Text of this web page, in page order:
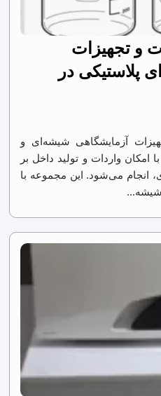
و تجهیزات
پلاستیکی در
آزمایشگاهی شیشه‌ای و
امکان واردات و تولید داخل بر
می‌شود. این مجموعه با